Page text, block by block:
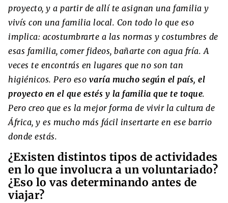
proyecto, y a partir de allí te asignan una familia y
vivís con una familia local. Con todo lo que eso
implica: acostumbrarte a las normas y costumbres de
esas familia, comer fideos, bañarte con agua fría. A
veces te encontrás en lugares que no son tan
higiénicos. Pero eso varía mucho según el país, el
proyecto en el que estés y la familia que te toque.
Pero creo que es la mejor forma de vivir la cultura de
África, y es mucho más fácil insertarte en ese barrio
donde estás.
¿Existen distintos tipos de actividades
en lo que involucra a un voluntariado?
¿Eso lo vas determinando antes de
viajar?